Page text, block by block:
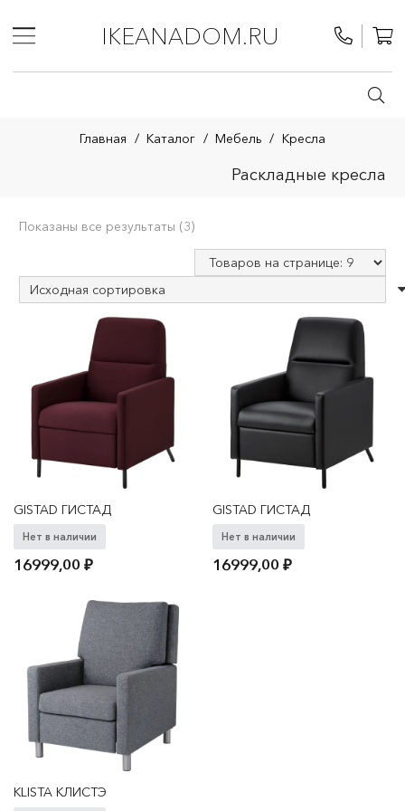
IKEANADOM.RU
Главная / Каталог / Мебель / Кресла
Раскладные кресла
Показаны все результаты (3)
GISTAD ГИСТАД
Нет в наличии
16999,00₽
GISTAD ГИСТАД
Нет в наличии
16999,00₽
KLISTA КЛИСТЭ